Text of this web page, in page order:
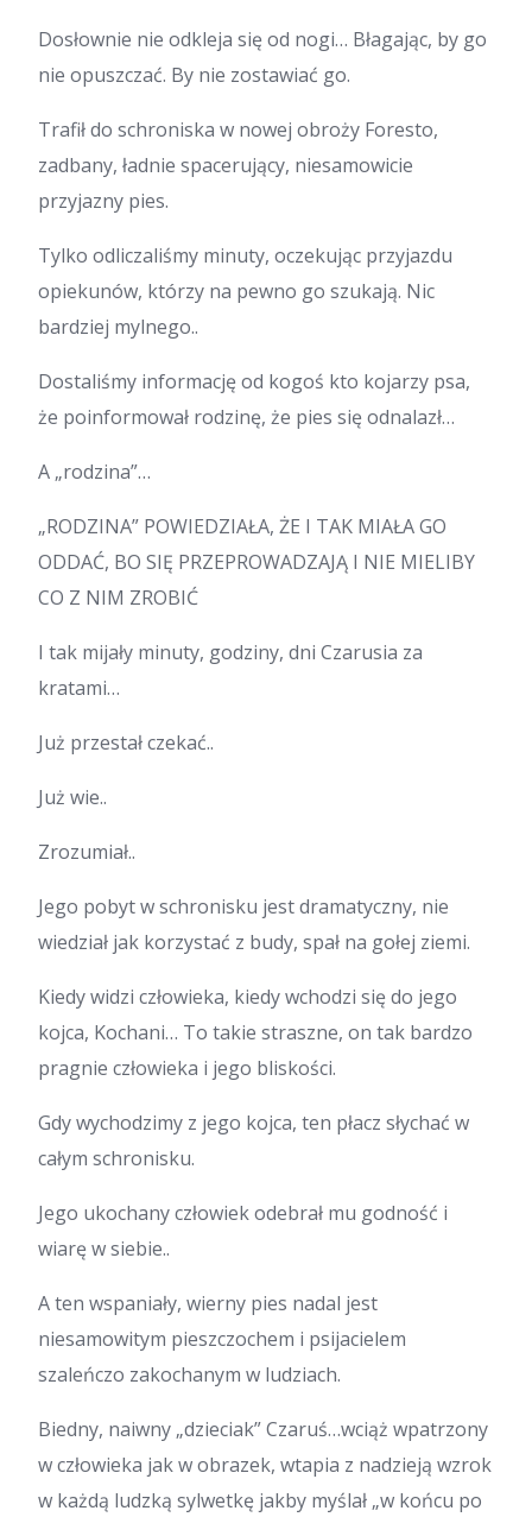
Dosłownie nie odkleja się od nogi… Błagając, by go
nie opuszczać. By nie zostawiać go.
Trafił do schroniska w nowej obroży Foresto,
zadbany, ładnie spacerujący, niesamowicie
przyjazny pies.
Tylko odliczaliśmy minuty, oczekując przyjazdu
opiekunów, którzy na pewno go szukają. Nic
bardziej mylnego..
Dostaliśmy informację od kogoś kto kojarzy psa,
że poinformował rodzinę, że pies się odnalazł…
A „rodzina”…
„RODZINA” POWIEDZIAŁA, ŻE I TAK MIAŁA GO
ODDAĆ, BO SIĘ PRZEPROWADZAJĄ I NIE MIELIBY
CO Z NIM ZROBIĆ
I tak mijały minuty, godziny, dni Czarusia za
kratami…
Już przestał czekać..
Już wie..
Zrozumiał..
Jego pobyt w schronisku jest dramatyczny, nie
wiedział jak korzystać z budy, spał na gołej ziemi.
Kiedy widzi człowieka, kiedy wchodzi się do jego
kojca, Kochani… To takie straszne, on tak bardzo
pragnie człowieka i jego bliskości.
Gdy wychodzimy z jego kojca, ten płacz słychać w
całym schronisku.
Jego ukochany człowiek odebrał mu godność i
wiarę w siebie..
A ten wspaniały, wierny pies nadal jest
niesamowitym pieszczochem i psijacielem
szaleńczo zakochanym w ludziach.
Biedny, naiwny „dzieciak” Czaruś…wciąż wpatrzony
w człowieka jak w obrazek, wtapia z nadzieją wzrok
w każdą ludzką sylwetkę jakby myślał „w końcu po